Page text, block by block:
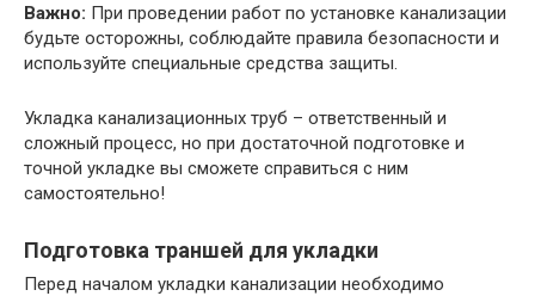
Важно: При проведении работ по установке канализации
будьте осторожны, соблюдайте правила безопасности и
используйте специальные средства защиты.
Укладка канализационных труб – ответственный и
сложный процесс, но при достаточной подготовке и
точной укладке вы сможете справиться с ним
самостоятельно!
Подготовка траншей для укладки
Перед началом укладки канализации необходимо